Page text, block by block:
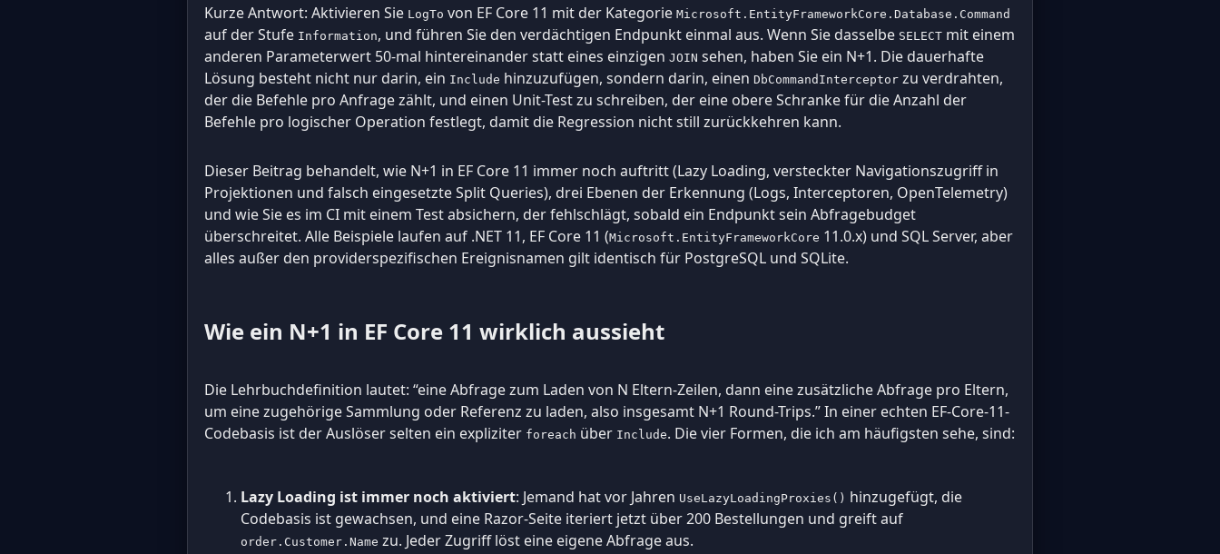
Kurze Antwort: Aktivieren Sie LogTo von EF Core 11 mit der Kategorie Microsoft.EntityFrameworkCore.Database.Command
auf der Stufe Information, und führen Sie den verdächtigen Endpunkt einmal aus. Wenn Sie dasselbe SELECT mit einem
anderen Parameterwert 50-mal hintereinander statt eines einzigen JOIN sehen, haben Sie ein N+1. Die dauerhafte
Lösung besteht nicht nur darin, ein Include hinzuzufügen, sondern darin, einen DbCommandInterceptor zu verdrahten,
der die Befehle pro Anfrage zählt, und einen Unit-Test zu schreiben, der eine obere Schranke für die Anzahl der
Befehle pro logischer Operation festlegt, damit die Regression nicht still zurückkehren kann.
Dieser Beitrag behandelt, wie N+1 in EF Core 11 immer noch auftritt (Lazy Loading, versteckter Navigationszugriff in
Projektionen und falsch eingesetzte Split Queries), drei Ebenen der Erkennung (Logs, Interceptoren, OpenTelemetry)
und wie Sie es im CI mit einem Test absichern, der fehlschlägt, sobald ein Endpunkt sein Abfragebudget
überschreitet. Alle Beispiele laufen auf .NET 11, EF Core 11 (Microsoft.EntityFrameworkCore 11.0.x) und SQL Server, aber
alles außer den providerspezifischen Ereignisnamen gilt identisch für PostgreSQL und SQLite.
Wie ein N+1 in EF Core 11 wirklich aussieht
Die Lehrbuchdefinition lautet: “eine Abfrage zum Laden von N Eltern-Zeilen, dann eine zusätzliche Abfrage pro Eltern,
um eine zugehörige Sammlung oder Referenz zu laden, also insgesamt N+1 Round-Trips.” In einer echten EF-Core-11-
Codebasis ist der Auslöser selten ein expliziter foreach über Include. Die vier Formen, die ich am häufigsten sehe, sind:
Lazy Loading ist immer noch aktiviert: Jemand hat vor Jahren UseLazyLoadingProxies() hinzugefügt, die
Codebasis ist gewachsen, und eine Razor-Seite iteriert jetzt über 200 Bestellungen und greift auf
order.Customer.Name zu. Jeder Zugriff löst eine eigene Abfrage aus.